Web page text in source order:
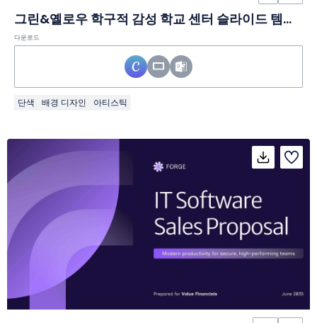
그린&옐로우 학구적 감성 학교 센터 슬라이드 템플릿
다운로드
단색 배경 디자인 아티스틱